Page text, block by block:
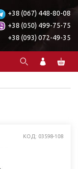
+38 (067) 448-80-08
+38 (050) 499-75-75
+38 (093) 072-49-35
КОД: 03598-108